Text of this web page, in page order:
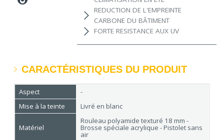
REDUCTION DE L'EMPREINTE
CARBONE DU BÂTIMENT
FORTE RESISTANCE AUX UV
CARACTÉRISTIQUES DU PRODUIT
Aspect
-
Mise à la teinte
Livré en blanc
Matériel
Rouleau polyamide texturé 18 mm -
Brosse spéciale acrylique - Pistolet sans
air